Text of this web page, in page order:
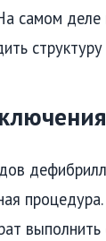
самом
структуру